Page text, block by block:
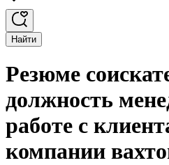
Найти
Резюме
должность
работе с
компании